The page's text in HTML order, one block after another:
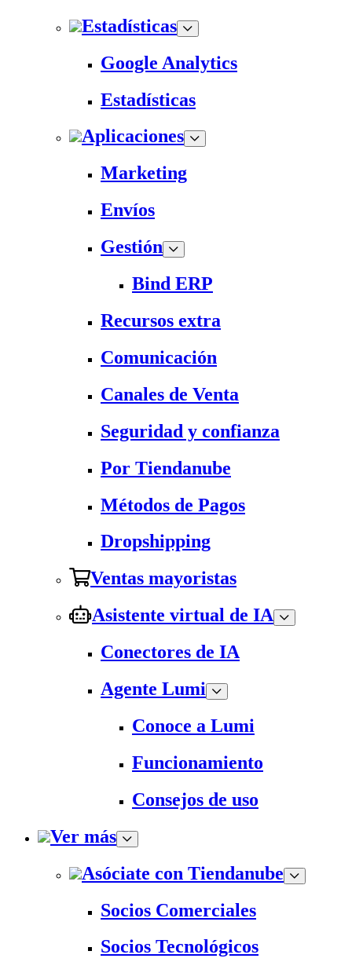
Estadísticas
Google Analytics
Estadísticas
Aplicaciones
Marketing
Envíos
Gestión
Bind ERP
Recursos extra
Comunicación
Canales de Venta
Seguridad y confianza
Por Tiendanube
Métodos de Pagos
Dropshipping
Ventas mayoristas
Asistente virtual de IA
Conectores de IA
Agente Lumi
Conoce a Lumi
Funcionamiento
Consejos de uso
Ver más
Asóciate con Tiendanube
Socios Comerciales
Socios Tecnológicos